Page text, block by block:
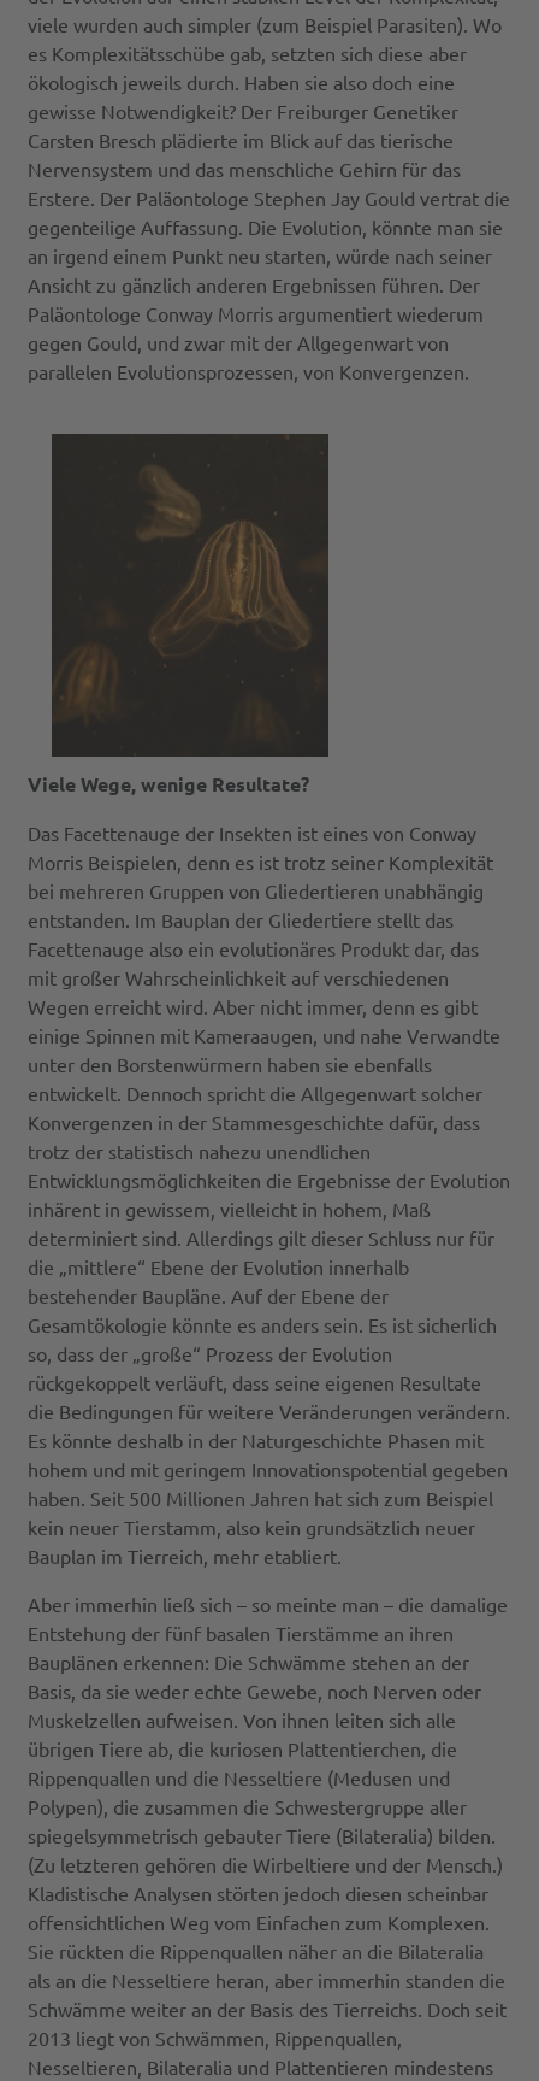
viele wurden auch simpler (zum Beispiel Parasiten). Wo
es Komplexitätsschübe gab, setzten sich diese aber
ökologisch jeweils durch. Haben sie also doch eine
gewisse Notwendigkeit? Der Freiburger Genetiker
Carsten Bresch plädierte im Blick auf das tierische
Nervensystem und das menschliche Gehirn für das
Erstere. Der Paläontologe Stephen Jay Gould vertrat die
gegenteilige Auffassung. Die Evolution, könnte man sie
an irgend einem Punkt neu starten, würde nach seiner
Ansicht zu gänzlich anderen Ergebnissen führen. Der
Paläontologe Conway Morris argumentiert wiederum
gegen Gould, und zwar mit der Allgegenwart von
parallelen Evolutionsprozessen, von Konvergenzen.
Viele Wege, wenige Resultate?
Das Facettenauge der Insekten ist eines von Conway
Morris Beispielen, denn es ist trotz seiner Komplexität
bei mehreren Gruppen von Gliedertieren unabhängig
entstanden. Im Bauplan der Gliedertiere stellt das
Facettenauge also ein evolutionäres Produkt dar, das
mit großer Wahrscheinlichkeit auf verschiedenen
Wegen erreicht wird. Aber nicht immer, denn es gibt
einige Spinnen mit Kameraaugen, und nahe Verwandte
unter den Borstenwürmern haben sie ebenfalls
entwickelt. Dennoch spricht die Allgegenwart solcher
Konvergenzen in der Stammesgeschichte dafür, dass
trotz der statistisch nahezu unendlichen
Entwicklungsmöglichkeiten die Ergebnisse der Evolution
inhärent in gewissem, vielleicht in hohem, Maß
determiniert sind. Allerdings gilt dieser Schluss nur für
die „mittlere“ Ebene der Evolution innerhalb
bestehender Baupläne. Auf der Ebene der
Gesamtökologie könnte es anders sein. Es ist sicherlich
so, dass der „große“ Prozess der Evolution
rückgekoppelt verläuft, dass seine eigenen Resultate
die Bedingungen für weitere Veränderungen verändern.
Es könnte deshalb in der Naturgeschichte Phasen mit
hohem und mit geringem Innovationspotential gegeben
haben. Seit 500 Millionen Jahren hat sich zum Beispiel
kein neuer Tierstamm, also kein grundsätzlich neuer
Bauplan im Tierreich, mehr etabliert.
Aber immerhin ließ sich – so meinte man – die damalige
Entstehung der fünf basalen Tierstämme an ihren
Bauplänen erkennen: Die Schwämme stehen an der
Basis, da sie weder echte Gewebe, noch Nerven oder
Muskelzellen aufweisen. Von ihnen leiten sich alle
übrigen Tiere ab, die kuriosen Plattentierchen, die
Rippenquallen und die Nesseltiere (Medusen und
Polypen), die zusammen die Schwestergruppe aller
spiegelsymmetrisch gebauter Tiere (Bilateralia) bilden.
(Zu letzteren gehören die Wirbeltiere und der Mensch.)
Kladistische Analysen störten jedoch diesen scheinbar
offensichtlichen Weg vom Einfachen zum Komplexen.
Sie rückten die Rippenquallen näher an die Bilateralia
als an die Nesseltiere heran, aber immerhin standen die
Schwämme weiter an der Basis des Tierreichs. Doch seit
2013 liegt von Schwämmen, Rippenquallen,
Nesseltieren, Bilateralia und Plattentieren mindestens